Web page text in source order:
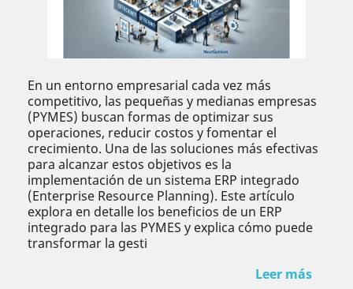
En un entorno empresarial cada vez más
competitivo, las pequeñas y medianas empresas
(PYMES) buscan formas de optimizar sus
operaciones, reducir costos y fomentar el
crecimiento. Una de las soluciones más efectivas
para alcanzar estos objetivos es la
implementación de un sistema ERP integrado
(Enterprise Resource Planning). Este artículo
explora en detalle los beneficios de un ERP
integrado para las PYMES y explica cómo puede
transformar la gesti
Leer más